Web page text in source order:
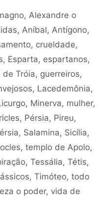
, Alexandre o
, Aníbal, Antígono,
, crueldade,
, Esparta, espartanos,
de Tróia, guerreiros,
, Lacedemônia,
, Minerva, mulher,
, Pérsia, Pireu,
, Salamina, Sicília,
, templo de Apolo,
, Tessália, Tétis,
, Timóteo, todo
o poder, vida de